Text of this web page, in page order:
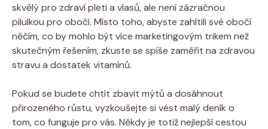
skvělý pro zdraví pleti a vlasů, ale není zázračnou
pilulkou pro obočí. Místo toho, abyste zahltili své obočí
něčím, co by mohlo být více marketingovým trikem než
skutečným řešením, zkuste se spíše zaměřit na zdravou
stravu a dostatek vitamínů.
Pokud se budete chtít zbavit mýtů a dosáhnout
přirozeného růstu, vyzkoušejte si vést malý deník o
tom, co funguje pro vás. Někdy je totiž nejlepší cestou